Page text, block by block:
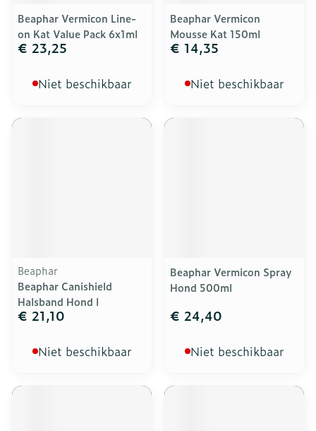
Beaphar Vermicon Line-
on Kat Value Pack 6x1ml
€ 23,25
Niet beschikbaar
Beaphar Vermicon
Mousse Kat 150ml
€ 14,35
Niet beschikbaar
Beaphar
Beaphar Canishield
Halsband Hond l
€ 21,10
Niet beschikbaar
Beaphar Vermicon Spray
Hond 500ml
€ 24,40
Niet beschikbaar